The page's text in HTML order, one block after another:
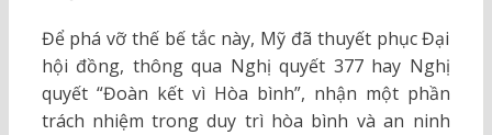
Để phá vỡ thế bế tắc này, Mỹ đã thuyết phục Đại
hội đồng, thông qua Nghị quyết 377 hay Nghị
quyết “Đoàn kết vì Hòa bình”, nhận một phần
trách nhiệm trong duy trì hòa bình và an ninh